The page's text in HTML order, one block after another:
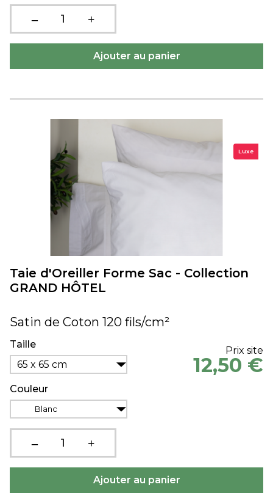
Luxe
Taie d'Oreiller Forme Sac - Collection
GRAND HÔTEL
Satin de Coton 120 fils/cm²
Taille
65 x 65 cm
Couleur
Blanc
Prix site
12,50 €